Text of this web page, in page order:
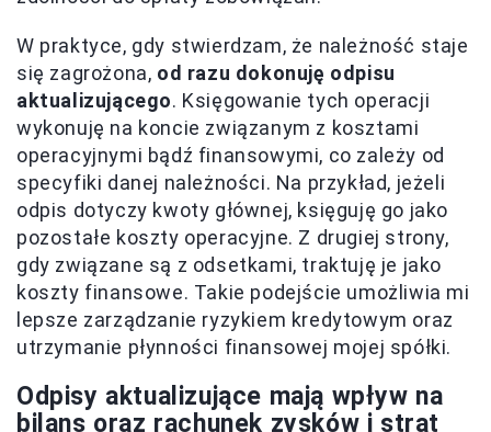
W praktyce, gdy stwierdzam, że należność staje
się zagrożona, od razu dokonuję odpisu
aktualizującego. Księgowanie tych operacji
wykonuję na koncie związanym z kosztami
operacyjnymi bądź finansowymi, co zależy od
specyfiki danej należności. Na przykład, jeżeli
odpis dotyczy kwoty głównej, księguję go jako
pozostałe koszty operacyjne. Z drugiej strony,
gdy związane są z odsetkami, traktuję je jako
koszty finansowe. Takie podejście umożliwia mi
lepsze zarządzanie ryzykiem kredytowym oraz
utrzymanie płynności finansowej mojej spółki.
Odpisy aktualizujące mają wpływ na
bilans oraz rachunek zysków i strat